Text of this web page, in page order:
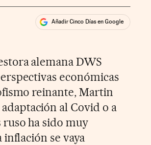
Añadir Cinco Días en Google
alemana DWS
económicas
reinante, Martin
al Covid o a
ha sido muy
se vaya